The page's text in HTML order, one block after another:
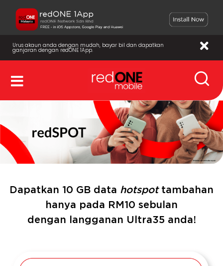
Urus akaun anda dengan mudah, bayar bil dan dapatkan
ganjaran dengan redONE 1App.
Dapatkan 10 GB data hotspottambahan
hanya pada RM10 sebulan
dengan langganan Ultra35 anda!